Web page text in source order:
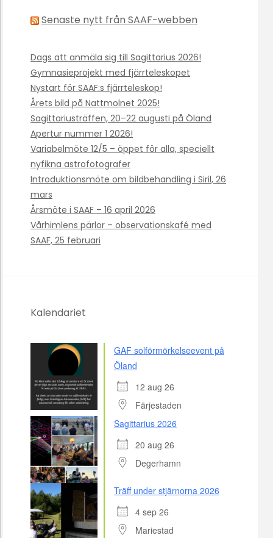
Senaste nytt från SAAF-webben
Dags att anmäla sig till Sagittarius 2026!
Gymnasieprojekt med fjärrteleskopet
Nystart för SAAF:s fjärrteleskop!
Årets bild på Nattmolnet 2025!
Sagittariusträffen, 20–22 augusti på Öland
Apertur nummer 1 2026!
Variabelmöte 12/5 – öppet för alla, speciellt
nyfikna astrofotografer
Introduktionsmöte om bildbehandling i Siril, 26
mars
Årsmöte i SAAF – 16 april 2026
Vårhimlens pärlor – observationskafé med
SAAF, 25 februari
Kalendariet
GAF solförmörkelseevent på
Öland
12 aug 26
Färjestaden
Sagittarius 2026
20 aug 26
Degerhamn
Träff under stjärnorna 2026
4 sep 26
Mariestad